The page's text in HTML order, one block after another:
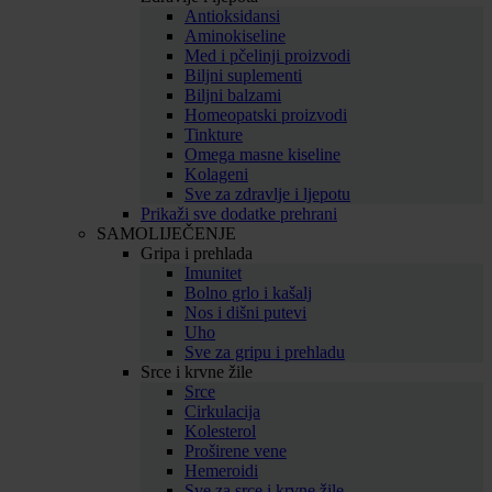
Antioksidansi
Aminokiseline
Med i pčelinji proizvodi
Biljni suplementi
Biljni balzami
Homeopatski proizvodi
Tinkture
Omega masne kiseline
Kolageni
Sve za zdravlje i ljepotu
Prikaži sve dodatke prehrani
SAMOLIJEČENJE
Gripa i prehlada
Imunitet
Bolno grlo i kašalj
Nos i dišni putevi
Uho
Sve za gripu i prehladu
Srce i krvne žile
Srce
Cirkulacija
Kolesterol
Proširene vene
Hemeroidi